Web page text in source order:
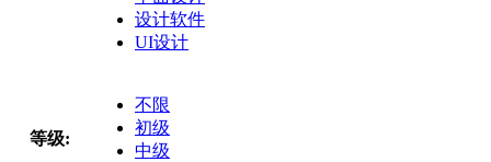
设计软件
UI设计
等级:
不限
初级
中级